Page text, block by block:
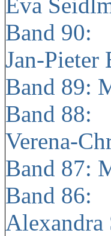
Band 90:
Jan-Pieter
Band 89:
Band 88:
Verena-
Band 87:
Band 86:
Alexandra